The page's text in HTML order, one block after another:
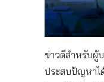
ข่าวดีสำหรับผู้
ประสบปัญหาไ